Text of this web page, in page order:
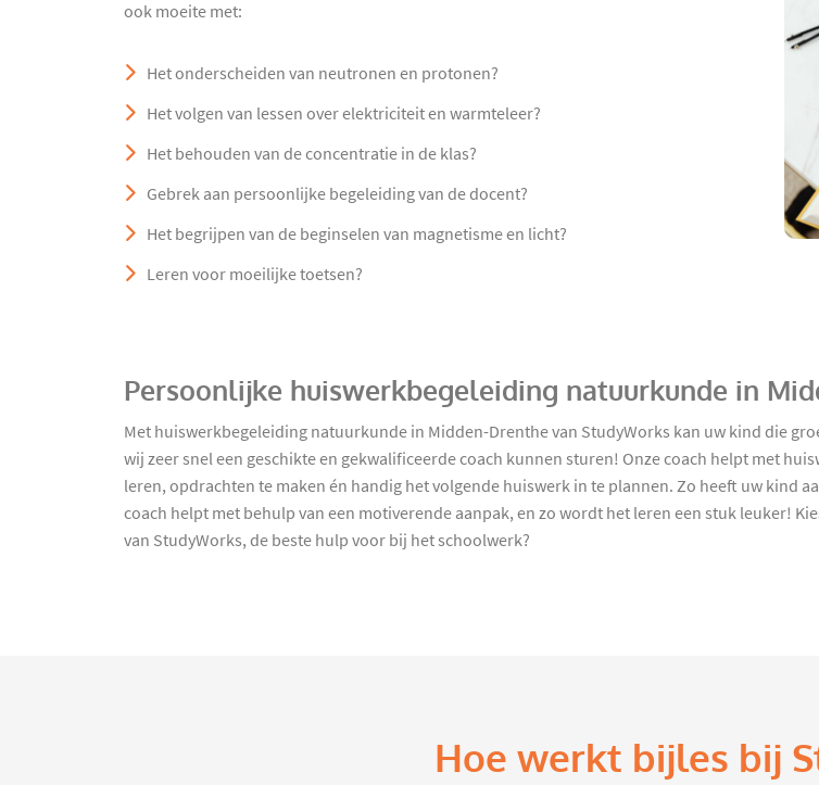
ook moeite met:
Het onderscheiden van neutronen en protonen?
Het volgen van lessen over elektriciteit en warmteleer?
Het behouden van de concentratie in de klas?
Gebrek aan persoonlijke begeleiding van de docent?
Het begrijpen van de beginselen van magnetisme en licht?
Leren voor moeilijke toetsen?
Persoonlijke huiswerkbegeleiding natuurkunde in
Met huiswerkbegeleiding natuurkunde in Midden-Drenthe van StudyWorks kan uw kind die
wij zeer snel een geschikte en gekwalificeerde coach kunnen sturen! Onze coach helpt met
leren, opdrachten te maken én handig het volgende huiswerk in te plannen. Zo heeft uw kind
coach helpt met behulp van een motiverende aanpak, en zo wordt het leren een stuk leuker!
van StudyWorks, de beste hulp voor bij het schoolwerk?
Hoe werkt bijles bij